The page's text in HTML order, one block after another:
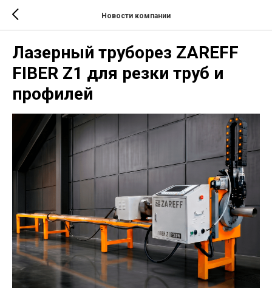
Новости компании
Лазерный труборез ZAREFF
FIBER Z1 для резки труб и
профилей